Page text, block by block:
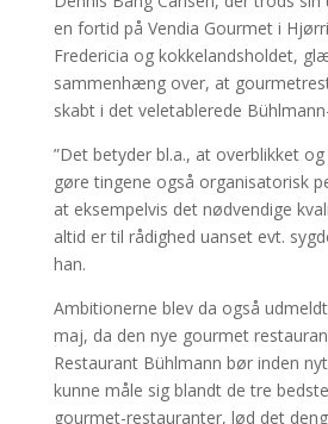
en fortid på Vendia Gourmet i
Fredericia og kokkelandsholdet,
sammenhæng over, at
skabt i det veletablerede
”Det betyder bl.a., at overblikket
gøre tingene også organisatorisk
at eksempelvis det nødvendige
altid er til rådighed uanset evt.
han.
Ambitionerne blev da også
maj, da den nye gourmet
Restaurant Bühlmann bør inden
kunne måle sig blandt de tre
gourmet-restauranter, lød det